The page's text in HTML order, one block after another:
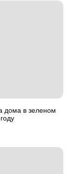
дома в зеленом